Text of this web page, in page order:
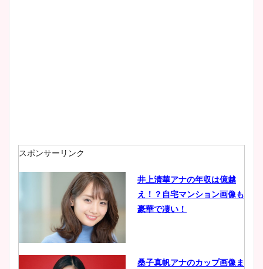
スポンサーリンク
井上清華アナの年収は億越
え！？自宅マンション画像も
豪華で凄い！
桑子真帆アナのカップ画像ま